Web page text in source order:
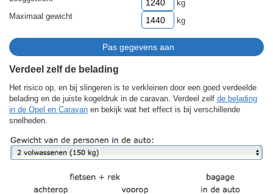
kg
Maximaal gewicht
kg
Verdeel zelf de belading
Het risico op, en bij slingeren is te verkleinen door een goed verdeelde
belading en de juiste kogeldruk in de caravan. Verdeel zelf de belading
in de Opel en Caravan en bekijk wat het effect is bij verschillende
snelheden.